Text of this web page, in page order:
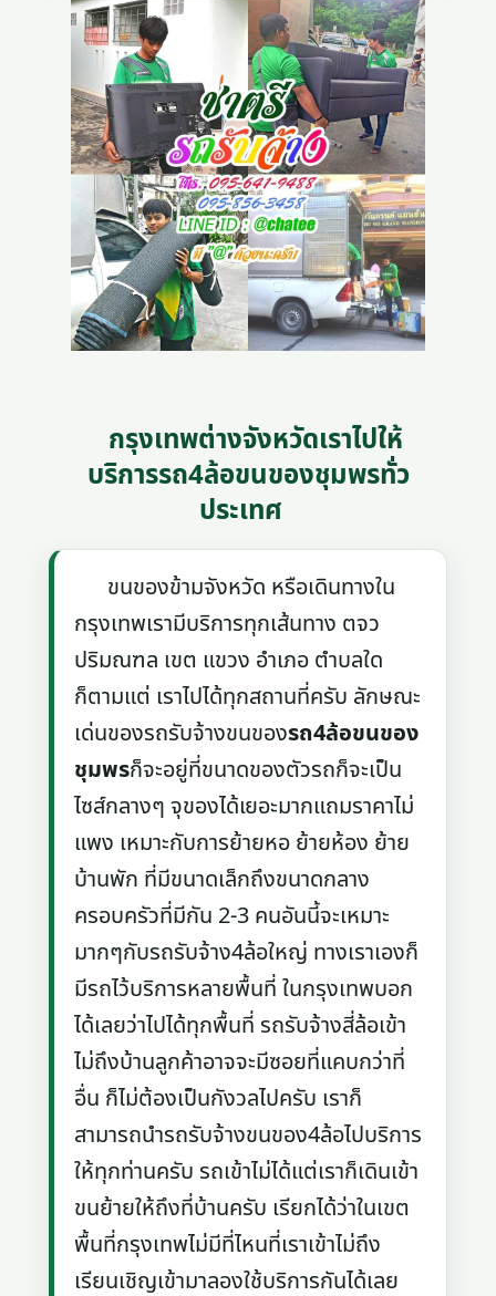
กรุงเทพต่างจังหวัดเราไปให้
บริการรถ4ล้อขนของชุมพรทั่ว
ประเทศ
ขนของข้ามจังหวัด หรือเดินทางใน
กรุงเทพเรามีบริการทุกเส้นทาง ตจว
ปริมณฑล เขต แขวง อำเภอ ตำบลใด
ก็ตามแต่ เราไปได้ทุกสถานที่ครับ ลักษณะ
เด่นของรถรับจ้างขนของรถ4ล้อขนของ
ชุมพรก็จะอยู่ที่ขนาดของตัวรถก็จะเป็น
ไซส์กลางๆ จุของได้เยอะมากแถมราคาไม่
แพง เหมาะกับการย้ายหอ ย้ายห้อง ย้าย
บ้านพัก ที่มีขนาดเล็กถึงขนาดกลาง
ครอบครัวที่มีกัน 2-3 คนอันนี้จะเหมาะ
มากๆกับรถรับจ้าง4ล้อใหญ่ ทางเราเองก็
มีรถไว้บริการหลายพื้นที่ ในกรุงเทพบอก
ได้เลยว่าไปได้ทุกพื้นที่ รถรับจ้างสี่ล้อเข้า
ไม่ถึงบ้านลูกค้าอาจจะมีซอยที่แคบกว่าที่
อื่น ก็ไม่ต้องเป็นกังวลไปครับ เราก็
สามารถนำรถรับจ้างขนของ4ล้อไปบริการ
ให้ทุกท่านครับ รถเข้าไม่ได้แต่เราก็เดินเข้า
ขนย้ายให้ถึงที่บ้านครับ เรียกได้ว่าในเขต
พื้นที่กรุงเทพไม่มีที่ไหนที่เราเข้าไม่ถึง
เรียนเชิญเข้ามาลองใช้บริการกันได้เลย